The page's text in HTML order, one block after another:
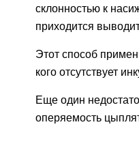
склонностью к
приходится
Этот способ
кого отсутствует
Еще один
оперяемость